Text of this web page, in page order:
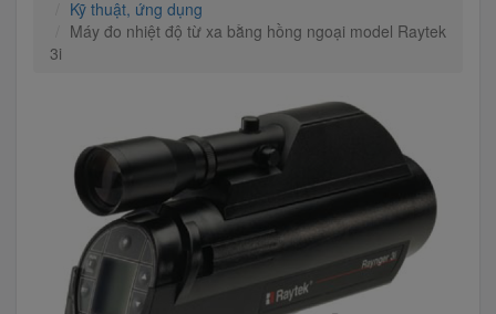
Kỹ thuật, ứng dụng
Máy đo nhiệt độ từ xa bằng hồng ngoại model Raytek
3i